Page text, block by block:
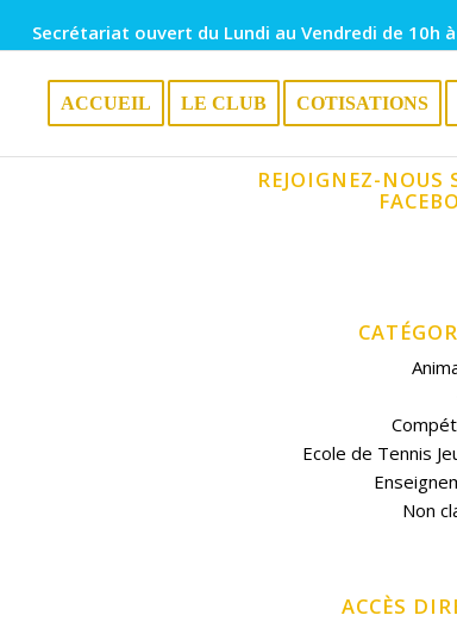
Secrétariat ouvert du Lundi au Vendredi de 10h
ACCUEIL LE CLUB COTISATIONS
REJOIGNEZ-NOUS
Ecole de Tennis
Non
ACCÈS